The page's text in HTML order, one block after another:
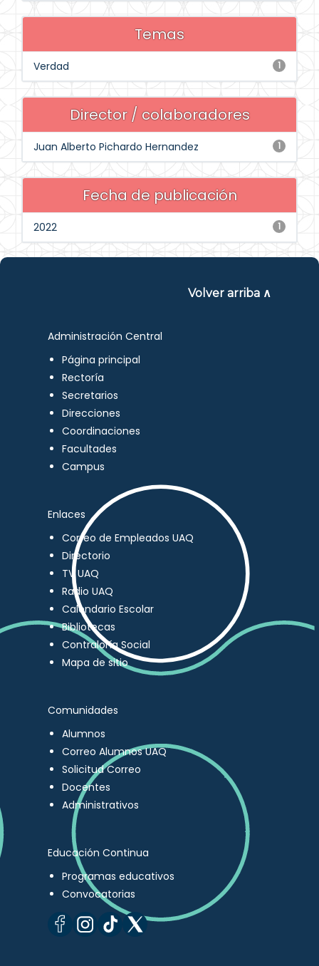
Temas
1
Verdad
Director / colaboradores
1
Juan Alberto Pichardo Hernandez
Fecha de publicación
1
2022
Volver arriba ∧
Administración Central
Página principal
Rectoría
Secretarios
Direcciones
Coordinaciones
Facultades
Campus
Enlaces
Correo de Empleados UAQ
Directorio
TV UAQ
Radio UAQ
Calendario Escolar
Bibliotecas
Contraloría Social
Mapa de sitio
Comunidades
Alumnos
Correo Alumnos UAQ
Solicitud Correo
Docentes
Administrativos
Educación Continua
Programas educativos
Convocatorias